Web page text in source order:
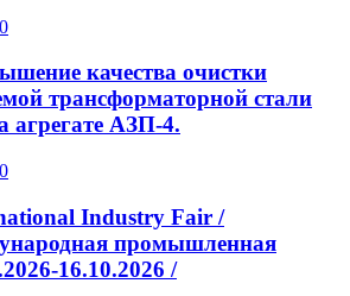
0
качества очистки
трансформаторной стали
агрегате АЗП-4.
0
Industry Fair /
промышленная
16.10.2026 /